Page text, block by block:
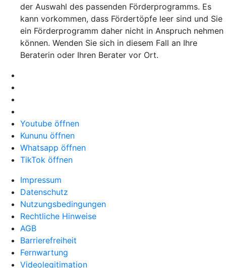
der Auswahl des passenden Förderprogramms. Es
kann vorkommen, dass Fördertöpfe leer sind und Sie
ein Förderprogramm daher nicht in Anspruch nehmen
können. Wenden Sie sich in diesem Fall an Ihre
Beraterin oder Ihren Berater vor Ort.
Youtube öffnen
Kununu öffnen
Whatsapp öffnen
TikTok öffnen
Impressum
Datenschutz
Nutzungsbedingungen
Rechtliche Hinweise
AGB
Barrierefreiheit
Fernwartung
Videolegitimation